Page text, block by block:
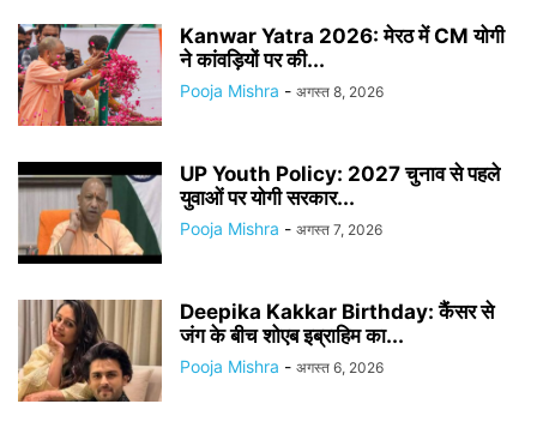
Kanwar Yatra 2026: मेरठ में CM योगी
ने कांवड़ियों पर की...
Pooja Mishra - अगस्त 8, 2026
UP Youth Policy: 2027 चुनाव से पहले
युवाओं पर योगी सरकार...
Pooja Mishra - अगस्त 7, 2026
Deepika Kakkar Birthday: कैंसर से
जंग के बीच शोएब इब्राहिम का...
Pooja Mishra - अगस्त 6, 2026